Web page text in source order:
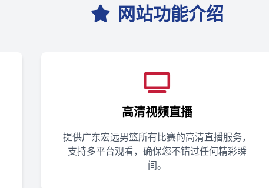
网站功能介绍
高清视频直播
提供广东宏远男篮所有比赛的高清直播服务，
支持多平台观看，确保您不错过任何精彩瞬
间。